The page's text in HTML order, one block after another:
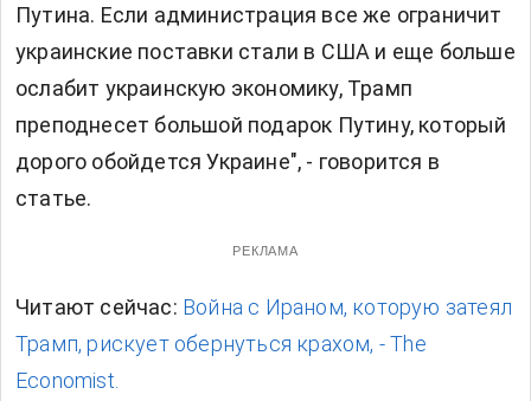
Путина. Если администрация все же ограничит
украинские поставки стали в США и еще больше
ослабит украинскую экономику, Трамп
преподнесет большой подарок Путину, который
дорого обойдется Украине", - говорится в
статье.
РЕКЛАМА
Читают сейчас: Война с Ираном, которую затеял
Трамп, рискует обернуться крахом, - The
Economist.